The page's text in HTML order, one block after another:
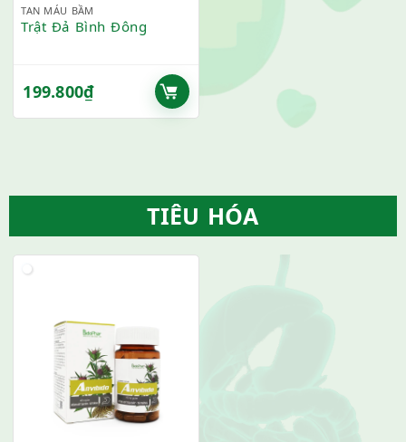
TAN MÁU BẦM
Trật Đả Bình Đông
199.800₫
TIÊU HÓA